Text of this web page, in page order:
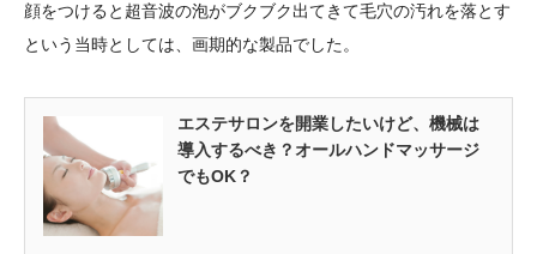
顔をつけると超音波の泡がブクブク出てきて毛穴の汚れを落とす
という当時としては、画期的な製品でした。
エステサロンを開業したいけど、機械は
導入するべき？オールハンドマッサージ
でもOK？